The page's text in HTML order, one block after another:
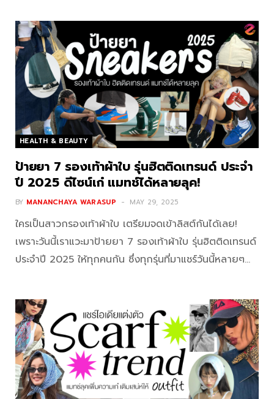
HEALTH & BEAUTY
ป้ายยา 7 รองเท้าผ้าใบ รุ่นฮิตติดเทรนด์ ประจำ
ปี 2025 ดีไซน์เก๋ แมทช์ได้หลายลุค!
BY MANANCHAYA WARASUP MAY 29, 2025
ใครเป็นสาวกรองเท้าผ้าใบ เตรียมจดเข้าลิสต์กันได้เลย!
เพราะวันนี้เราแวะมาป้ายยา 7 รองเท้าผ้าใบ รุ่นฮิตติดเทรนด์
ประจำปี 2025 ให้ทุกคนกัน ซึ่งทุกรุ่นที่มาแชร์วันนี้หลายๆ…